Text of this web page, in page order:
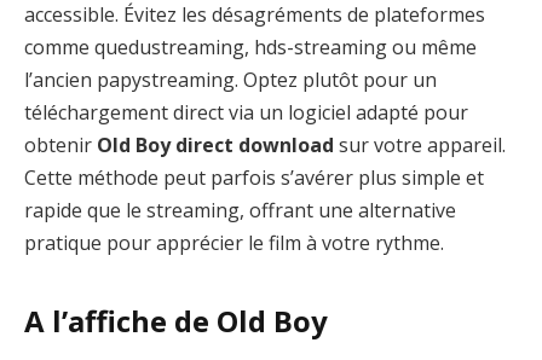
accessible. Évitez les désagréments de plateformes
comme quedustreaming, hds-streaming ou même
l’ancien papystreaming. Optez plutôt pour un
téléchargement direct via un logiciel adapté pour
obtenir Old Boy direct download sur votre appareil.
Cette méthode peut parfois s’avérer plus simple et
rapide que le streaming, offrant une alternative
pratique pour apprécier le film à votre rythme.
A l’affiche de Old Boy